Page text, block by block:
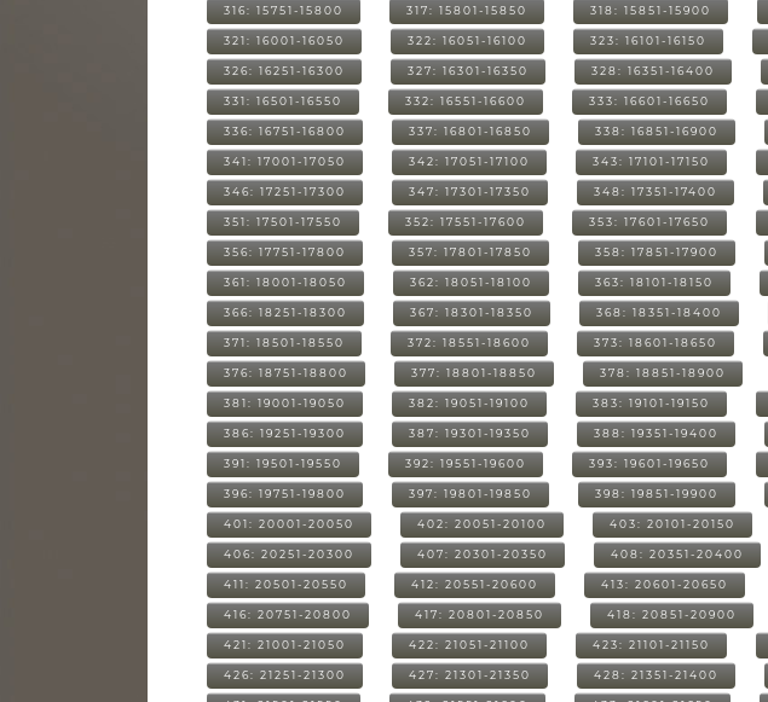
316: 15751-15800 317: 15801-15850 318: 15851-15900
321: 16001-16050 322: 16051-16100 323: 16101-16150
326: 16251-16300 327: 16301-16350 328: 16351-16400
331: 16501-16550 332: 16551-16600 333: 16601-16650
336: 16751-16800 337: 16801-16850 338: 16851-16900
341: 17001-17050 342: 17051-17100 343: 17101-17150
346: 17251-17300 347: 17301-17350 348: 17351-17400
351: 17501-17550 352: 17551-17600 353: 17601-17650
356: 17751-17800 357: 17801-17850 358: 17851-17900
361: 18001-18050 362: 18051-18100 363: 18101-18150
366: 18251-18300 367: 18301-18350 368: 18351-18400
371: 18501-18550 372: 18551-18600 373: 18601-18650
376: 18751-18800 377: 18801-18850 378: 18851-18900
381: 19001-19050 382: 19051-19100 383: 19101-19150
386: 19251-19300 387: 19301-19350 388: 19351-19400
391: 19501-19550 392: 19551-19600 393: 19601-19650
396: 19751-19800 397: 19801-19850 398: 19851-19900
401: 20001-20050 402: 20051-20100 403: 20101-20150
406: 20251-20300 407: 20301-20350 408: 20351-20400
411: 20501-20550 412: 20551-20600 413: 20601-20650
416: 20751-20800 417: 20801-20850 418: 20851-20900
421: 21001-21050 422: 21051-21100 423: 21101-21150
426: 21251-21300 427: 21301-21350 428: 21351-21400